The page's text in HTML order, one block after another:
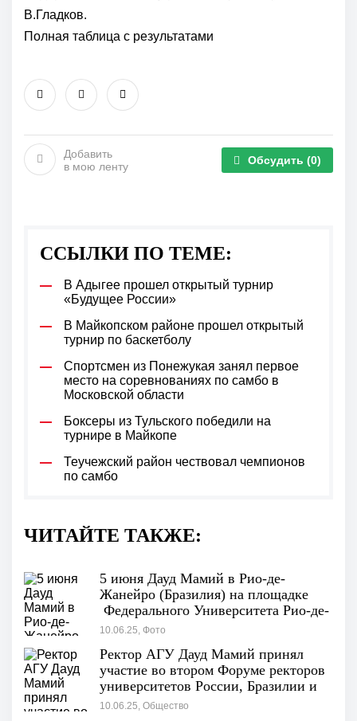
В.Гладков.
Полная таблица с результатами
Добавить
в мою ленту
Обсудить (0)
ССЫЛКИ ПО ТЕМЕ:
В Адыгее прошел открытый турнир
«Будущее России»
В Майкопском районе прошел открытый
турнир по баскетболу
Спортсмен из Понежукая занял первое
место на соревнованиях по самбо в
Московской области
Боксеры из Тульского победили на
турнире в Майкопе
Теучежский район чествовал чемпионов
по самбо
ЧИТАЙТЕ ТАКЖЕ:
5 июня Дауд Мамий в Рио-де-
Жанейро (Бразилия) на площадке
Федерального Университета Рио-де-
Жанейро принял участие во
университетов России, Бразилии и
Белоруссии.
10.06.25, Фото
Ректор АГУ Дауд Мамий принял
участие во втором Форуме ректоров
университетов России, Бразилии и
Белоруссии
10.06.25, Общество